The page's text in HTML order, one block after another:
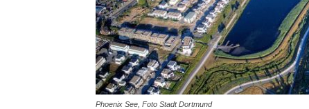
Phoenix See, Foto Stadt Dortmund